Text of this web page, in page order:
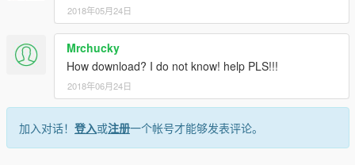
2018年05月24日
Mrchucky
How download? I do not know! help PLS!!!
2018年06月24日
加入对话！ 登入或注册一个帐号才能够发表评论。